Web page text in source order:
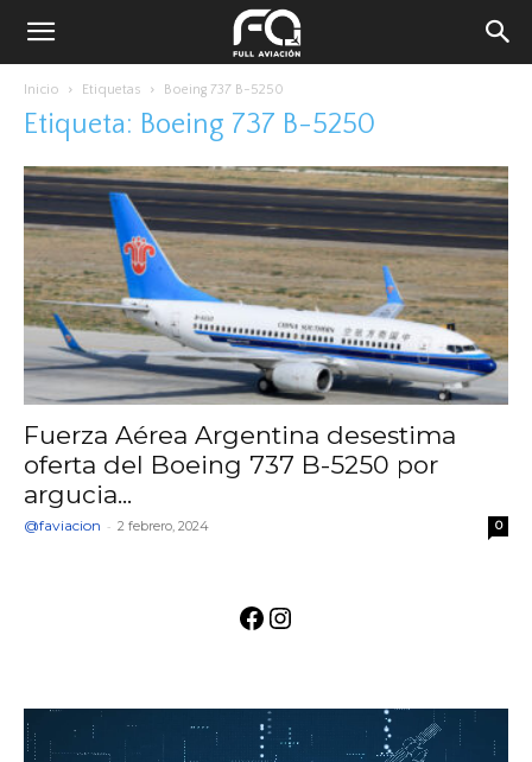
Inicio Etiquetas Boeing 737 B-5250
Etiqueta: Boeing 737 B-5250
Fuerza Aérea Argentina desestima
oferta del Boeing 737 B-5250 por
argucia...
@faviacion - 2 febrero, 2024 0
Facebook
Instagram